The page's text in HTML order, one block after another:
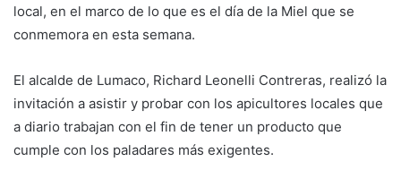
local, en el marco de lo que es el día de la Miel que se
conmemora en esta semana.
El alcalde de Lumaco, Richard Leonelli Contreras, realizó la
invitación a asistir y probar con los apicultores locales que
a diario trabajan con el fin de tener un producto que
cumple con los paladares más exigentes.